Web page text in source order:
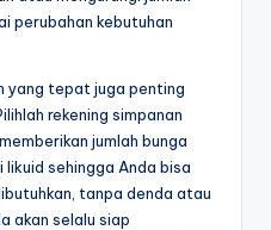
perubahan kebutuhan
yang tepat juga penting
rekening simpanan
jumlah bunga
likuid sehingga Anda bisa
tanpa denda atau
akan selalu siap